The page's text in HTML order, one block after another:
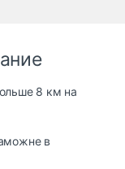
8 км на
в